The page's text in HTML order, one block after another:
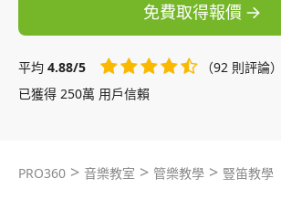
免費取得報價
平均 4.88/5
（92 則評論）
已獲得 250萬 用戶信賴
PRO360 > 音樂教室 > 管樂教學 > 豎笛教學